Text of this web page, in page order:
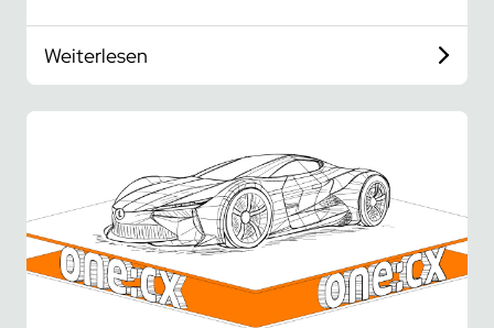
Weiterlesen